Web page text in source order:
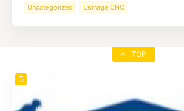
Uncategorized
Usinage CNC
TOP